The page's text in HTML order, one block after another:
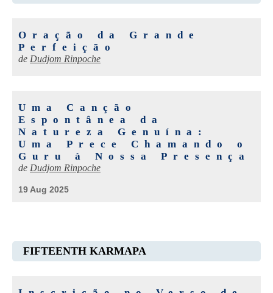
Oração da Grande
Perfeição
de Dudjom Rinpoche
Uma Canção
Espontânea da
Natureza Genuína:
Uma Prece Chamando o
Guru à Nossa Presença
de Dudjom Rinpoche
19 Aug 2025
FIFTEENTH KARMAPA